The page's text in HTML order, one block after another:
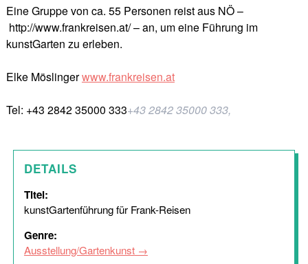
Eine Gruppe von ca. 55 Personen reist aus NÖ –
http://www.frankreisen.at/ – an, um eine Führung im
kunstGarten zu erleben.
Elke Möslingerwww.frankreisen.at
Tel: +43 2842 35000 333+43 2842 35000 333,
DETAILS
Titel:
kunstGartenführung für Frank-Reisen
Genre:
Ausstellung/Gartenkunst